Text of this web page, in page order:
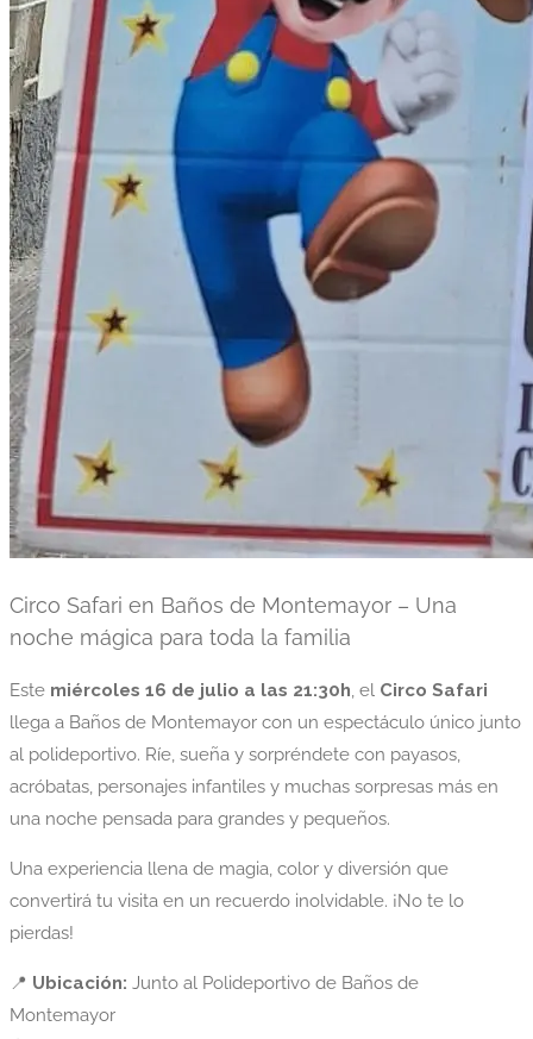
Circo Safari en Baños de Montemayor – Una
noche mágica para toda la familia
Este miércoles 16 de julio a las 21:30h, el Circo Safari
llega a Baños de Montemayor con un espectáculo único junto
al polideportivo. Ríe, sueña y sorpréndete con payasos,
acróbatas, personajes infantiles y muchas sorpresas más en
una noche pensada para grandes y pequeños.
Una experiencia llena de magia, color y diversión que
convertirá tu visita en un recuerdo inolvidable. ¡No te lo
pierdas!
📍 Ubicación: Junto al Polideportivo de Baños de
Montemayor